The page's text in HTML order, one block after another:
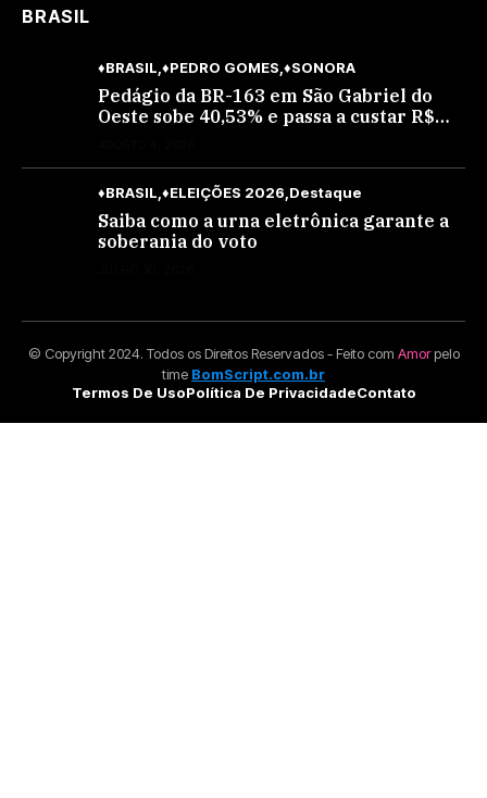
BRASIL
♦BRASIL ♦PEDRO GOMES ♦SONORA
Pedágio da BR-163 em São Gabriel do
Oeste sobe 40,53% e passa a custar R$
♦BRASIL ♦ELEIÇÕES 2026 Destaque
Saiba como a urna eletrônica garante a
soberania do voto
© Copyright 2024. Todos os Direitos Reservados - Feito com Amorpelo
time BomScript.com.br
Termos De UsoPolítica De PrivacidadeContato